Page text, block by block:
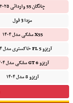
چانگان 55 وارداتی ۲۰۲۵
مزدا 3 فول
X55 مشکی مدل ۱۴۰۴
آریزو 5 FL خاکستری مدل ۱۴۰۴
آریزو 6 GT مشکی مدل ۱۴۰۴
آریزو 8 مدل ۱۴۰۴